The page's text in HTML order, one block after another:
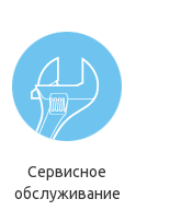
Сервисное
обслуживание